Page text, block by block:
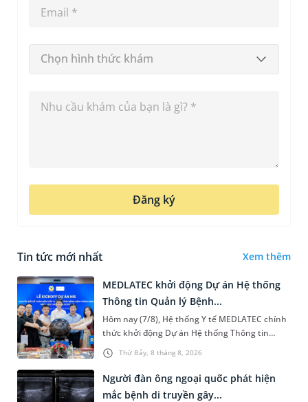
Chọn hình thức khám
Đăng ký
Tin tức mới nhất Xem thêm
Thứ Bảy, 8 tháng 8, 2026
MEDLATEC khởi động Dự án Hệ thống
Thông tin Quản lý Bệnh...
Hôm nay (7/8), Hệ thống Y tế MEDLATEC chính
thức khởi động Dự án Hệ thống Thông tin
Quản lý Bệnh viện (HIS - Hospital Information
System) giai đoạn mới. Dự á...
Người đàn ông ngoại quốc phát hiện
mắc bệnh di truyền gây...